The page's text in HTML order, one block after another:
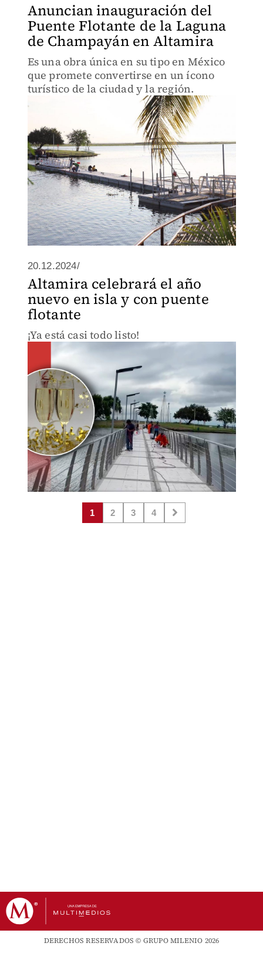
Anuncian inauguración del
Puente Flotante de la Laguna
de Champayán en Altamira
Es una obra única en su tipo en México
que promete convertirse en un ícono
turístico de la ciudad y la región.
20.12.2024/
Altamira celebrará el año
nuevo en isla y con puente
flotante
¡Ya está casi todo listo!
1 2 3 4
DERECHOS RESERVADOS © GRUPO MILENIO 2026